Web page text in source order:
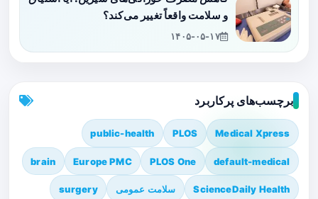
و سلامت واقعاً تغییر می‌کند؟
۱۴۰۵-۰۵-۱۷
برچسب‌های پرکاربرد
Medical Xpress
PLOS
public-health
default-medical
PLOS One
Europe PMC
brain
ScienceDaily Health سلامت عمومی surgery